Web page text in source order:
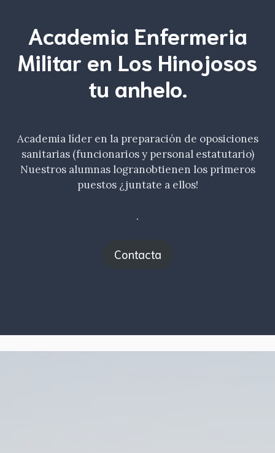
Academia Enfermeria
Militar en Los Hinojosos
tu anhelo.
Academia líder en la preparación de oposiciones
sanitarias (funcionarios y personal estatutario)
Nuestros alumnas logranobtienen los primeros
puestos ¿juntate a ellos!
.
Contacta